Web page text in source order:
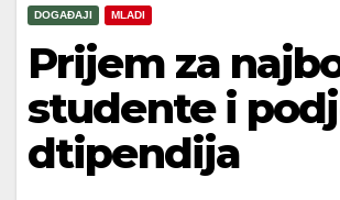
DOGAĐAJI MLADI
Prijem za
studente i
dtipendija